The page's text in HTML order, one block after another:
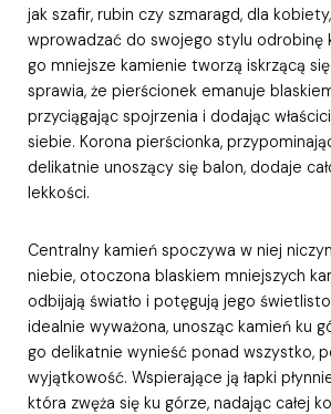
jak szafir, rubin czy szmaragd, dla
wprowadzać do swojego stylu odrobinę
go mniejsze kamienie tworzą iskrzącą
sprawia, że pierścionek emanuje
przyciągając spojrzenia i dodając
siebie. Korona pierścionka,
delikatnie unoszący się balon, dodaje
lekkości.
Centralny kamień spoczywa w niej
niebie, otoczona blaskiem mniejszych
odbijają światło i potęgują jego
idealnie wyważona, unosząc kamień ku
go delikatnie wynieść ponad wszystko,
wyjątkowość. Wspierające ją łapki
która zwęża się ku górze, nadając całej